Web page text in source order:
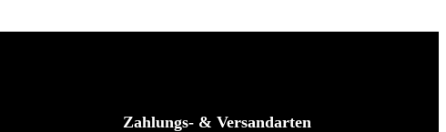
Zahlungs- & Versandarten